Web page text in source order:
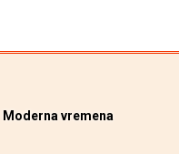
Moderna vremena